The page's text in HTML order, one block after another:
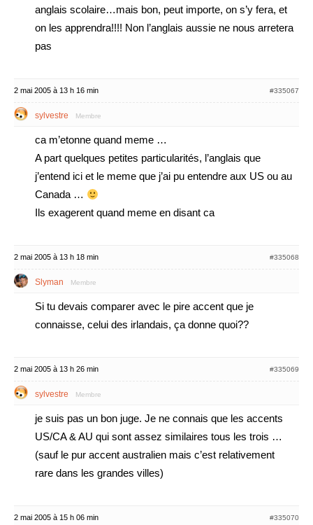
anglais scolaire…mais bon, peut importe, on s’y fera, et
on les apprendra!!!! Non l’anglais aussie ne nous arretera
pas
2 mai 2005 à 13 h 16 min #335067
sylvestre Membre
ca m’etonne quand meme …
A part quelques petites particularités, l’anglais que
j’entend ici et le meme que j’ai pu entendre aux US ou au
Canada …
Ils exagerent quand meme en disant ca
2 mai 2005 à 13 h 18 min #335068
Slyman Membre
Si tu devais comparer avec le pire accent que je
connaisse, celui des irlandais, ça donne quoi??
2 mai 2005 à 13 h 26 min #335069
sylvestre Membre
je suis pas un bon juge. Je ne connais que les accents
US/CA & AU qui sont assez similaires tous les trois …
(sauf le pur accent australien mais c’est relativement
rare dans les grandes villes)
2 mai 2005 à 15 h 06 min #335070